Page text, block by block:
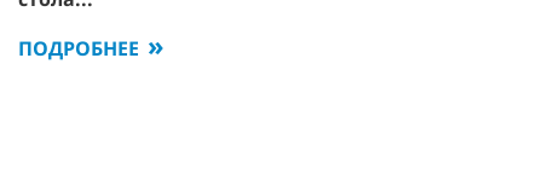
ПОДРОБНЕЕ